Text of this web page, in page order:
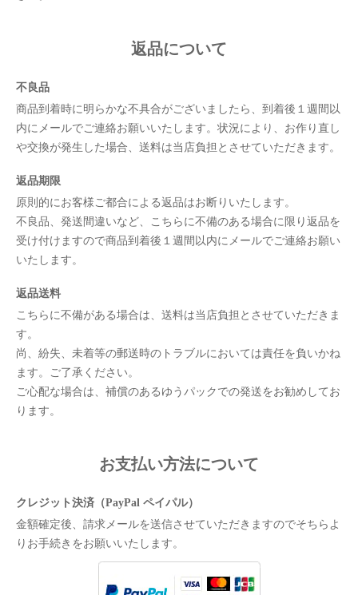
返品について
不良品
商品到着時に明らかな不具合がございましたら、到着後１週間以
内にメールでご連絡お願いいたします。状況により、お作り直し
や交換が発生した場合、送料は当店負担とさせていただきます。
返品期限
原則的にお客様ご都合による返品はお断りいたします。
不良品、発送間違いなど、こちらに不備のある場合に限り返品を
受け付けますので商品到着後１週間以内にメールでご連絡お願い
いたします。
返品送料
こちらに不備がある場合は、送料は当店負担とさせていただきま
す。
尚、紛失、未着等の郵送時のトラブルにおいては責任を負いかね
ます。ご了承ください。
ご心配な場合は、補償のあるゆうパックでの発送をお勧めしてお
ります。
お支払い方法について
クレジット決済（PayPal ペイパル）
金額確定後、請求メールを送信させていただきますのでそちらよ
りお手続きをお願いいたします。